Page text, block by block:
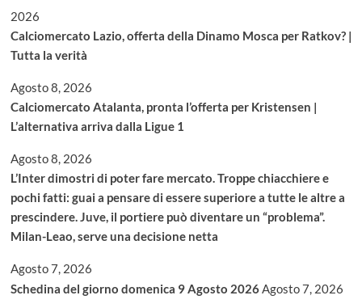
2026
Calciomercato Lazio, offerta della Dinamo Mosca per Ratkov? |
Tutta la verità
Agosto 8, 2026
Calciomercato Atalanta, pronta l’offerta per Kristensen |
L’alternativa arriva dalla Ligue 1
Agosto 8, 2026
L’Inter dimostri di poter fare mercato. Troppe chiacchiere e
pochi fatti: guai a pensare di essere superiore a tutte le altre a
prescindere. Juve, il portiere può diventare un “problema”.
Milan-Leao, serve una decisione netta
Agosto 7, 2026
Schedina del giorno domenica 9 Agosto 2026Agosto 7, 2026